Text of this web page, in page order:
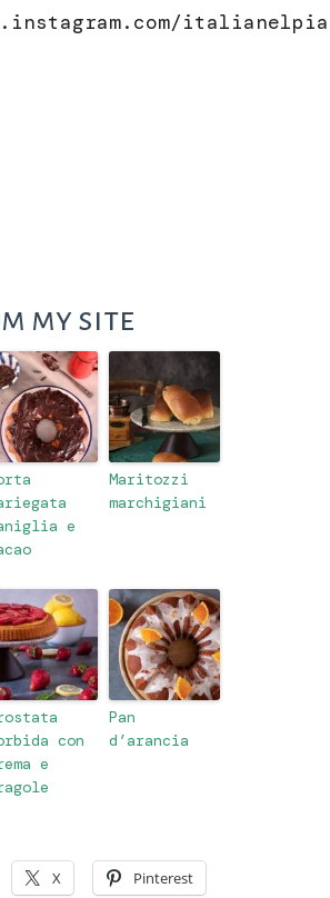
my site
e
Maritozzi
marchigiani
con
e
Pan
d’arancia
X Pinterest